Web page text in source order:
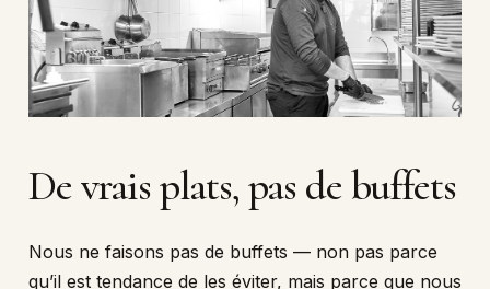
Devraisplats,pasdebuffets
Nous ne faisons pas de buffets — non pas parce
qu’il est tendance de les éviter, mais parce que nous